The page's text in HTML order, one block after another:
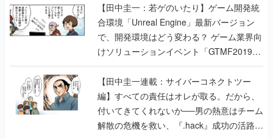
【田中圭一：若ゲのいたり】ゲーム開発統
合環境「Unreal Engine」最新バージョン
で、開発環境はどう変わる？ ゲーム業界向
けソリューションイベント「GTMF2019」
に行って、より理解を深めよう【PR】
【田中圭一連載：サイバーコネクトツー
編】すべての責任はオレが取る。だから、
付いてきてくれないか──男の熱意はチーム
解散の危機を救い、『.hack』成功の活路を